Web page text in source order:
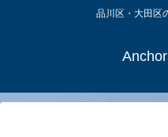
品川区・大田区